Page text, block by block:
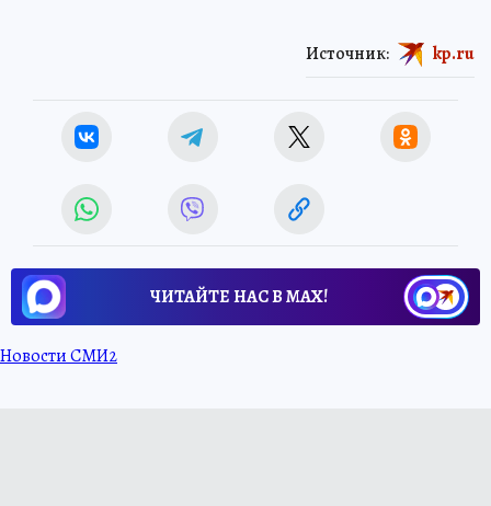
Источник: kp.ru
ЧИТАЙТЕ НАС В МАХ!
Новости СМИ2